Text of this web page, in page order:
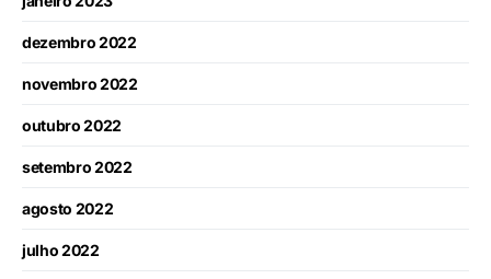
dezembro 2022
novembro 2022
outubro 2022
setembro 2022
agosto 2022
julho 2022